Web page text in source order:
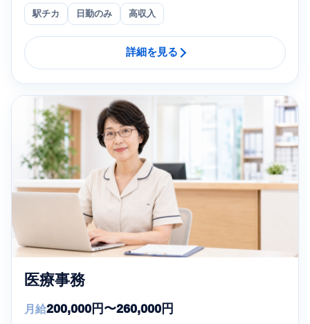
駅チカ 日勤のみ 高収入
詳細を見る
医療事務
月給200,000円〜260,000円